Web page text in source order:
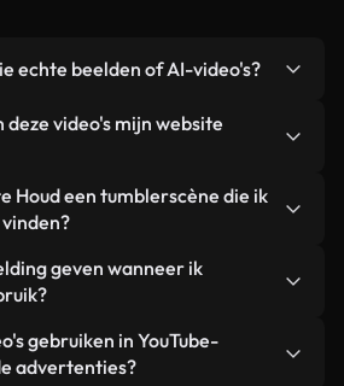
echte beelden of AI-video's?
bibliotheek die bestaat
gefilmde beelden van Houd
is duidelijk gelabeld, zodat je
deze video's mijn website
geoptimaliseerde versies
webklare formaten
de kwaliteit hoog, worden de
en worden
verbeterd.
Houd een tumblerscène die ik
maak je direct een video.
– bijvoorbeeld "Houd een
seconden een
video die voldoet aan onze
geven wanneer ik
is niet vereist. Alle video's in
zijn royaltyvrij en kunnen
gebruiken in YouTube-
advertenties?